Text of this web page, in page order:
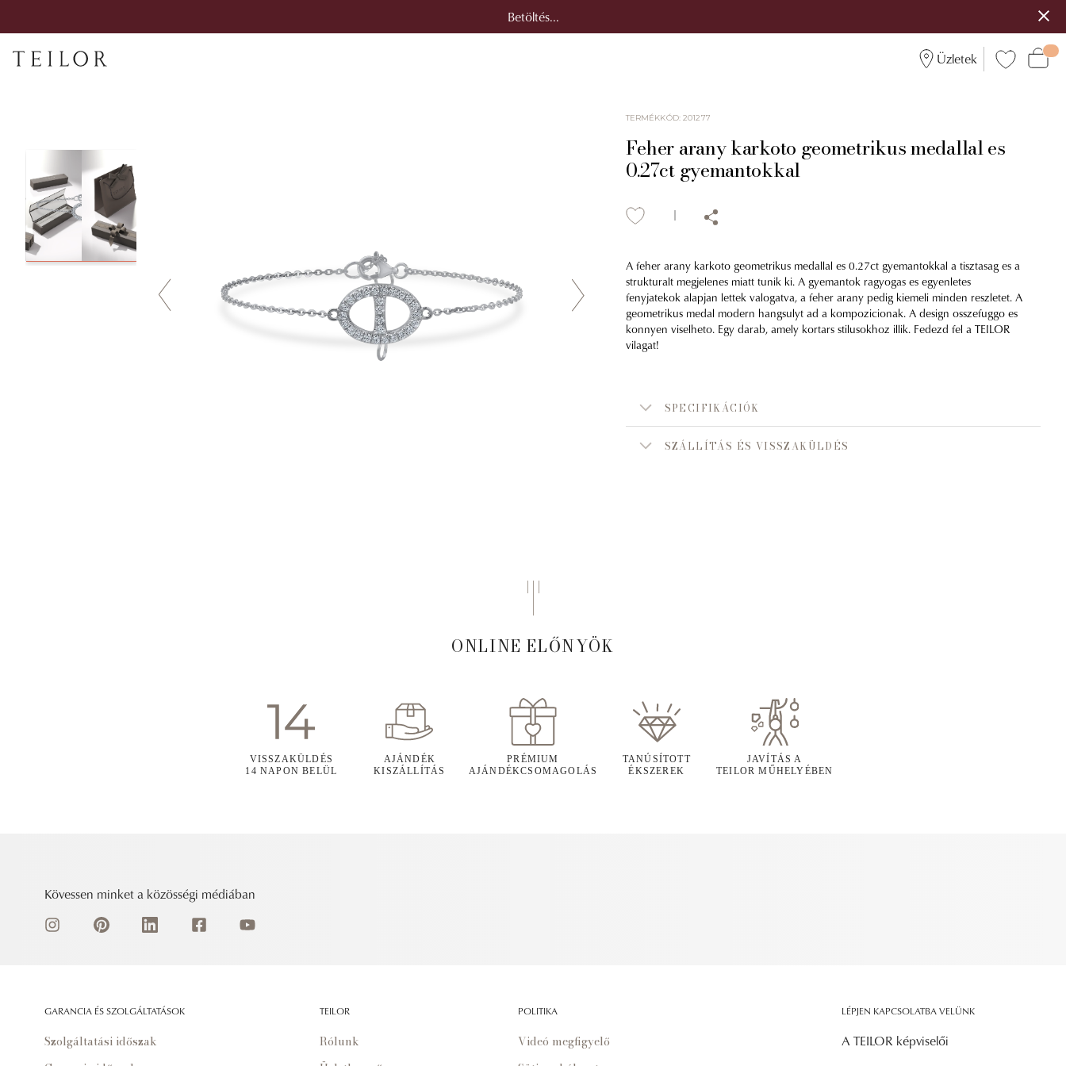
Betöltés...
Üzletek
TERMÉKKÓD:201277
Feher arany karkoto geometrikus medallal es
0.27ct gyemantokkal
A feher arany karkoto geometrikus medallal es 0.27ct gyemantokkal a tisztasag es a
strukturalt megjelenes miatt tunik ki. A gyemantok ragyogas es egyenletes
fenyjatekok alapjan lettek valogatva, a feher arany pedig kiemeli minden reszletet. A
geometrikus medal modern hangsulyt ad a kompozicionak. A design osszefuggo es
konnyen viselheto. Egy darab, amely kortars stilusokhoz illik. Fedezd fel a TEILOR
vilagat!
SPECIFIKÁCIÓK
SZÁLLÍTÁS ÉS VISSZAKÜLDÉS
ONLINE ELŐNYÖK
VISSZAKÜLDÉS
14 NAPON BELÜL
AJÁNDÉK
KISZÁLLÍTÁS
PRÉMIUM
AJÁNDÉKCSOMAGOLÁS
TANÚSÍTOTT
ÉKSZEREK
JAVÍTÁS A
TEILOR MŰHELYÉBEN
Kövessen minket a közösségi médiában
GARANCIA ÉS SZOLGÁLTATÁSOK
Szolgáltatási időszak
TEILOR
Rólunk
POLITIKA
Videó megfigyelő
LÉPJEN KAPCSOLATBA VELÜNK
A TEILOR képviselői